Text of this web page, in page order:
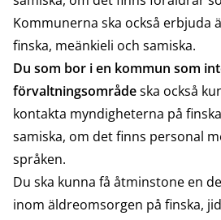
Kommunerna ska också erbjuda
finska, meänkieli och samiska.
Du som bor i en kommun som
förvaltningsområdeska också
kontakta myndigheterna på
samiska, om det finns personal
språken.
Du ska kunna få åtminstone en
inom äldreomsorgen på finska,